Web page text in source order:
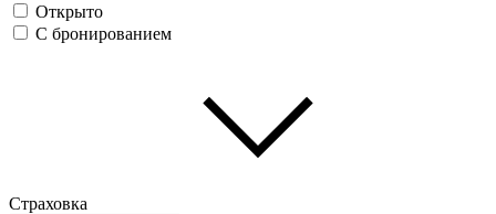
Открыто
С бронированием
Страховка